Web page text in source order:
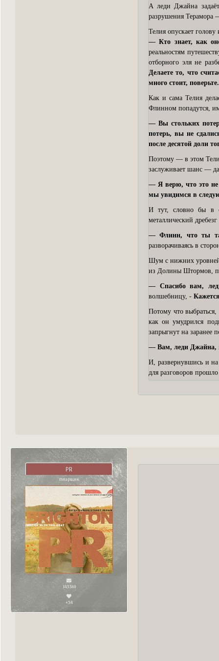
А леди Джайна
разрушения Терамора
Телия опускает
— Кто знает, как
реальностям
отборного эля не
Делаете то, что
много стоит, поверьте.
Как и сама Телия
Флинном попадутся,
— Вы стольких
потерь, вы не
после десятой доли
Поэтому — в этом
заслуживает шанс —
— Я верю, что это не
мы увидимся в
И тут, словно бы в
металлический
— Флинн, что ты
разворачиваясь в
Шум с нижних уровней
из Долины Штормов,
— Спасибо вам,
волшебницу, -
Потому что
как он умудрился
запрыгнут на заранее
— Вам, леди Джайна,
И, развернувшись и на
для разговоров
PR
пиарщик
143369
+34